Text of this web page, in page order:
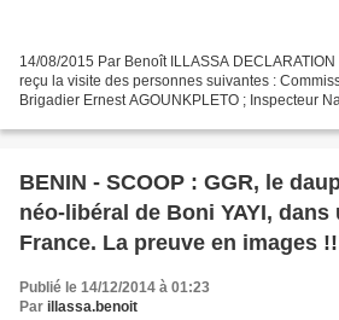
14/08/2015 Par Benoît ILLASSA
reçu la visite des personnes suivantes :
Brigadier Ernest AGOUNKPLETO ; Inspecteur
BENIN - SCOOP : GGR, le
néo-libéral de Boni YAYI, dans
France. La preuve en images
Publié le 14/12/2014 à 01:23
Par illassa.benoit